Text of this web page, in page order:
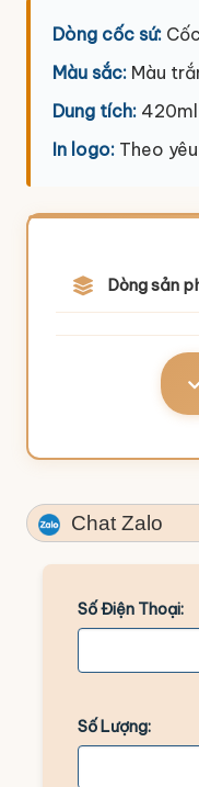
Dòng cốc sứ:
Màu sắc: Màu
Dung tích: 420ml
In logo: Theo
Dòng sản
Chat Zalo
Số Điện Thoại:
Số Lượng: